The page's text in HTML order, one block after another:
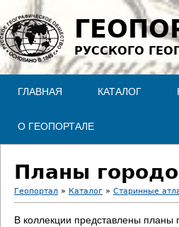
Jump to
РУССКОГО
ГЛАВНАЯ КАТАЛОГ
О ГЕОПОРТАЛЕ
Планы
В
Геопортал » Каталог » Старинные
В коллекции представлены планы